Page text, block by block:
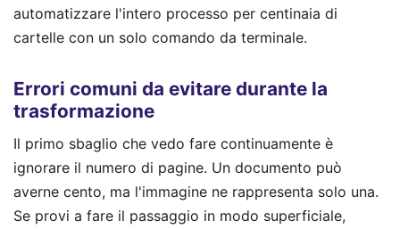
automatizzare l'intero processo per centinaia di
cartelle con un solo comando da terminale.
Errori comuni da evitare durante la
trasformazione
Il primo sbaglio che vedo fare continuamente è
ignorare il numero di pagine. Un documento può
averne cento, ma l'immagine ne rappresenta solo una.
Se provi a fare il passaggio in modo superficiale,